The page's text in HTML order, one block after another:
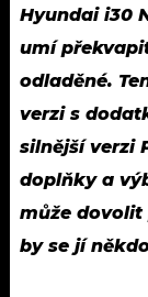
Hyundai i30
umí
odladěné.
verzi s
silnější verzi
doplňky a
může
by se jí